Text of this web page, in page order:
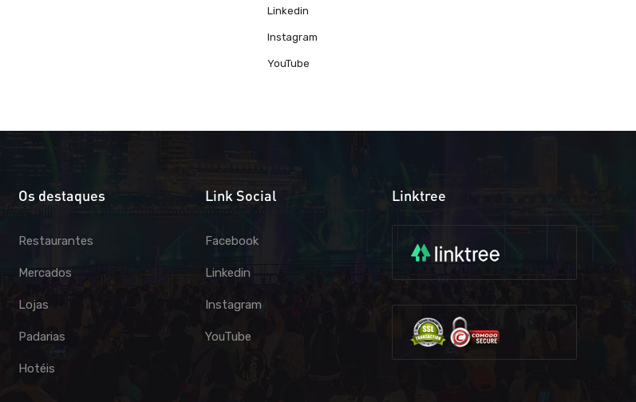
Linkedin
Instagram
YouTube
Os destaques
Restaurantes
Mercados
Lojas
Padarias
Hotéis
Link Social
Facebook
Linkedin
Instagram
YouTube
Linktree